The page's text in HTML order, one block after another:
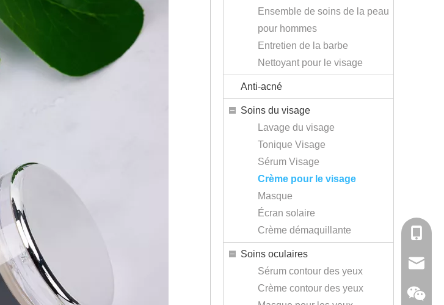
Ensemble de soins de la peau
pour hommes
Entretien de la barbe
Nettoyant pour le visage
Anti-acné
Soins du visage
Lavage du visage
Tonique Visage
Sérum Visage
Crème pour le visage
Masque
Écran solaire
Crème démaquillante
Soins oculaires
Sérum contour des yeux
Crème contour des yeux
+86-